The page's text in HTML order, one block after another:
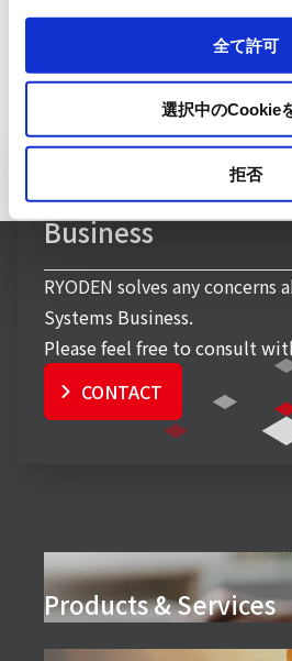
全て許可
選択中のCookie
拒否
Inquiry to Building
Business
RYODEN solves any
Systems Business.
Please feel free to consult
CONTACT
Products & Services